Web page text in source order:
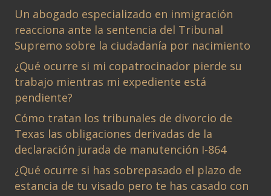
Un abogado especializado en inmigración
reacciona ante la sentencia del Tribunal
Supremo sobre la ciudadanía por nacimiento
¿Qué ocurre si mi copatrocinador pierde su
trabajo mientras mi expediente está
pendiente?
Cómo tratan los tribunales de divorcio de
Texas las obligaciones derivadas de la
declaración jurada de manutención I-864
¿Qué ocurre si has sobrepasado el plazo de
estancia de tu visado pero te has casado con